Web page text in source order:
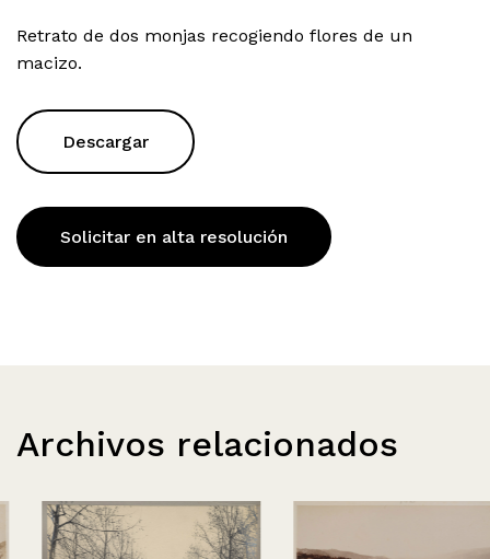
Retrato de dos monjas recogiendo flores de un
macizo.
Descargar
Solicitar en alta resolución
Archivos relacionados